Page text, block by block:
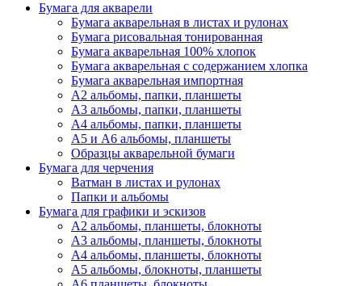
Бумага для акварели
Бумага акварельная в листах и рулонах
Бумага рисовальная тонированная
Бумага акварельная 100% хлопок
Бумага акварельная с содержанием хлопка
Бумага акварельная импортная
А2 альбомы, папки, планшеты
А3 альбомы, папки, планшеты
А4 альбомы, папки, планшеты
А5 и А6 альбомы, планшеты
Образцы акварельной бумаги
Бумага для черчения
Ватман в листах и рулонах
Папки и альбомы
Бумага для графики и эскизов
А2 альбомы, планшеты, блокноты
А3 альбомы, планшеты, блокноты
А4 альбомы, планшеты, блокноты
А5 альбомы, блокноты, планшеты